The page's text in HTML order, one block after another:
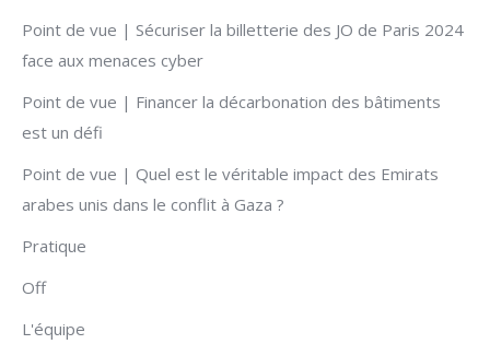
Point de vue | Sécuriser la billetterie des JO de Paris 2024
face aux menaces cyber
Point de vue | Financer la décarbonation des bâtiments
est un défi
Point de vue | Quel est le véritable impact des Emirats
arabes unis dans le conflit à Gaza ?
Pratique
Off
L'équipe